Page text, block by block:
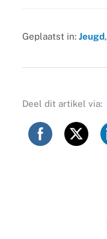
Geplaatst in: Jeugd,
Deel dit artikel via: